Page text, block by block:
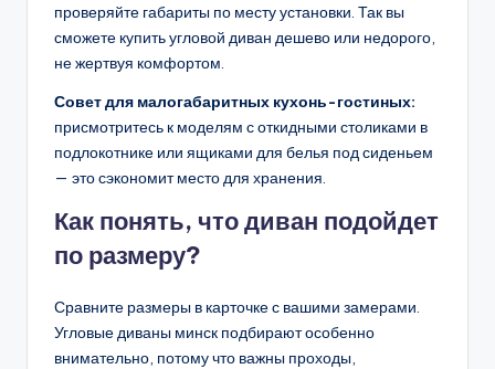
проверяйте габариты по месту установки. Так вы
сможете купить угловой диван дешево или недорого,
не жертвуя комфортом.
Совет для малогабаритных кухонь-гостиных:
присмотритесь к моделям с откидными столиками в
подлокотнике или ящиками для белья под сиденьем
— это сэкономит место для хранения.
Как понять, что диван подойдет
по размеру?
Сравните размеры в карточке с вашими замерами.
Угловые диваны минск подбирают особенно
внимательно, потому что важны проходы,